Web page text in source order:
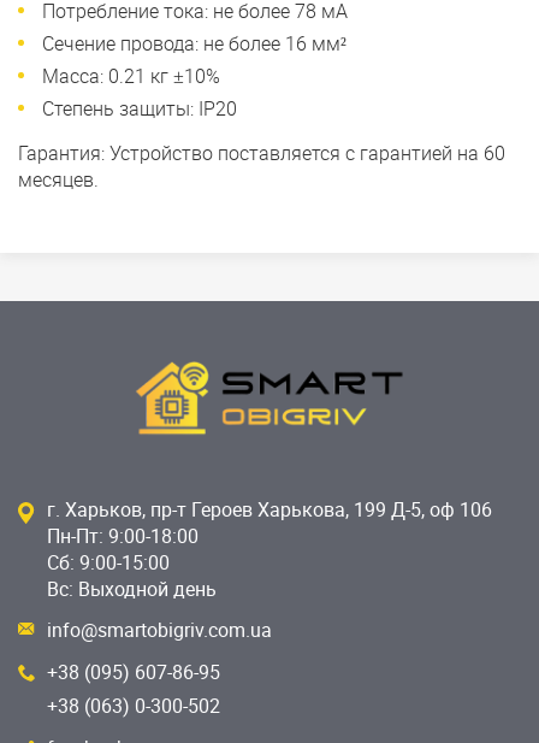
Потребление тока: не более 78 мА
Сечение провода: не более 16 мм²
Масса: 0.21 кг ±10%
Степень защиты: IP20
Гарантия: Устройство поставляется с гарантией на 60
месяцев.
г. Харьков, пр-т Героев Харькова, 199 Д-5, оф 106
Пн-Пт: 9:00-18:00
Сб: 9:00-15:00
Вс: Выходной день
info@smartobigriv.com.ua
+38 (095) 607-86-95
+38 (063) 0-300-502